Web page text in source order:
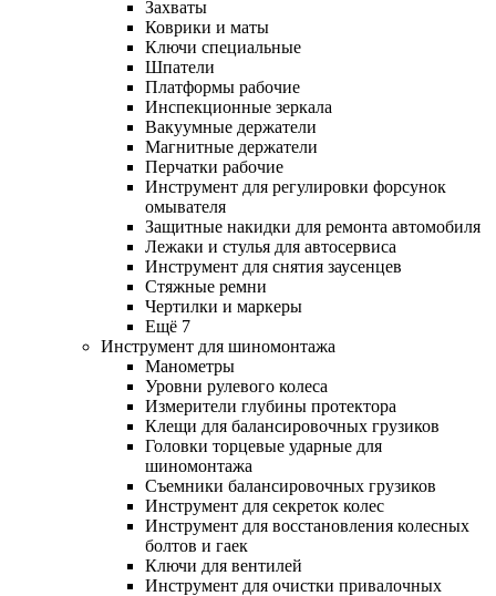
Захваты
Коврики и маты
Ключи специальные
Шпатели
Платформы рабочие
Инспекционные зеркала
Вакуумные держатели
Магнитные держатели
Перчатки рабочие
Инструмент для регулировки форсунок
омывателя
Защитные накидки для ремонта автомобиля
Лежаки и стулья для автосервиса
Инструмент для снятия заусенцев
Стяжные ремни
Чертилки и маркеры
Ещё 7
Инструмент для шиномонтажа
Манометры
Уровни рулевого колеса
Измерители глубины протектора
Клещи для балансировочных грузиков
Головки торцевые ударные для
шиномонтажа
Съемники балансировочных грузиков
Инструмент для секреток колес
Инструмент для восстановления колесных
болтов и гаек
Ключи для вентилей
Инструмент для очистки привалочных